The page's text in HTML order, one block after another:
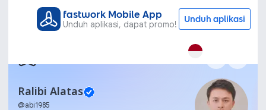
fastwork Mobile App
Unduh aplikasi, dapat promo! Unduh aplikasi
Ralibi Alatas
@abi1985